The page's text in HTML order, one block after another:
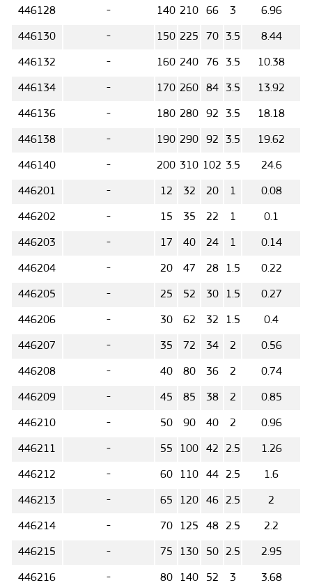
446128 - 140 210 66 3 6.96
446130 - 150 225 70 3.5 8.44
446132 - 160 240 76 3.5 10.38
446134 - 170 260 84 3.5 13.92
446136 - 180 280 92 3.5 18.18
446138 - 190 290 92 3.5 19.62
446140 - 200 310 102 3.5 24.6
446201 - 12 32 20 1 0.08
446202 - 15 35 22 1 0.1
446203 - 17 40 24 1 0.14
446204 - 20 47 28 1.5 0.22
446205 - 25 52 30 1.5 0.27
446206 - 30 62 32 1.5 0.4
446207 - 35 72 34 2 0.56
446208 - 40 80 36 2 0.74
446209 - 45 85 38 2 0.85
446210 - 50 90 40 2 0.96
446211 - 55 100 42 2.5 1.26
446212 - 60 110 44 2.5 1.6
446213 - 65 120 46 2.5 2
446214 - 70 125 48 2.5 2.2
446215 - 75 130 50 2.5 2.95
446216 - 80 140 52 3 3.68